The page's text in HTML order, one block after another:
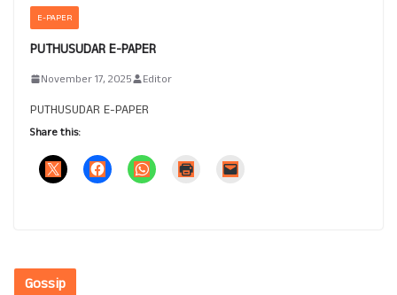
E-PAPER
PUTHUSUDAR E-PAPER
November 17, 2025 Editor
PUTHUSUDAR E-PAPER
Share this:
Gossip